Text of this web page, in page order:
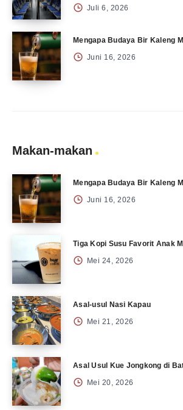
Juli 6, 2026
Mengapa Budaya Bir Kaleng
Juni 16, 2026
Makan-makan
Mengapa Budaya Bir Kaleng
Juni 16, 2026
Tiga Kopi Susu Favorit Anak
Mei 24, 2026
Asal-usul Nasi Kapau
Mei 21, 2026
Asal Usul Kue Jongkong di
Mei 20, 2026